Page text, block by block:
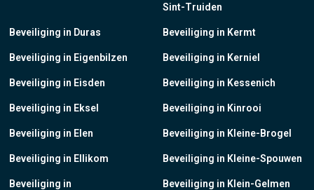
Beveiliging in Duras
Beveiliging in Eigenbilzen
Beveiliging in Eisden
Beveiliging in Eksel
Beveiliging in Elen
Beveiliging in Ellikom
Beveiliging in
Sint-Truiden
Beveiliging in Kermt
Beveiliging in Kerniel
Beveiliging in Kessenich
Beveiliging in Kinrooi
Beveiliging in Kleine-Brogel
Beveiliging in Kleine-Spouwen
Beveiliging in Klein-Gelmen